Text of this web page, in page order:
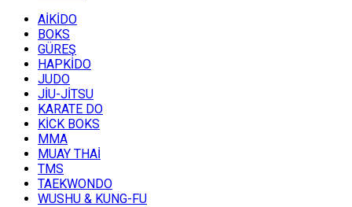
AİKİDO
BOKS
GÜREŞ
HAPKİDO
JUDO
JİU-JİTSU
KARATE DO
KİCK BOKS
MMA
MUAY THAİ
TMS
TAEKWONDO
WUSHU & KUNG-FU